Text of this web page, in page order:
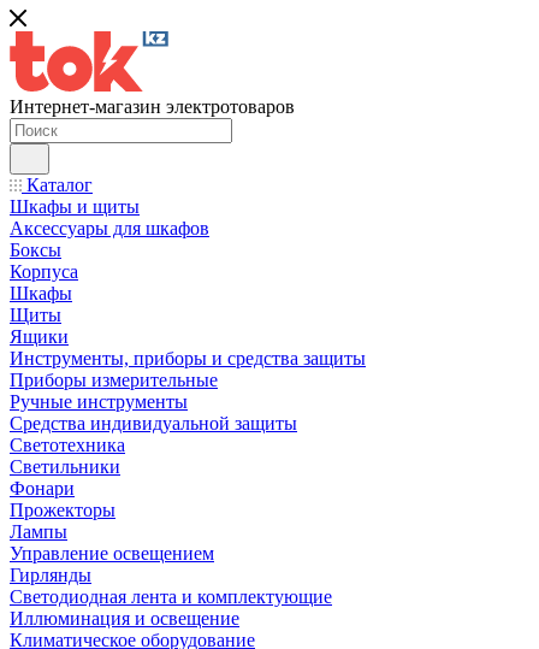
Интернет-магазин электротоваров
Каталог
Шкафы и щиты
Аксессуары для шкафов
Боксы
Корпуса
Шкафы
Щиты
Ящики
Инструменты, приборы и средства защиты
Приборы измерительные
Ручные инструменты
Средства индивидуальной защиты
Светотехника
Светильники
Фонари
Прожекторы
Лампы
Управление освещением
Гирлянды
Светодиодная лента и комплектующие
Иллюминация и освещение
Климатическое оборудование